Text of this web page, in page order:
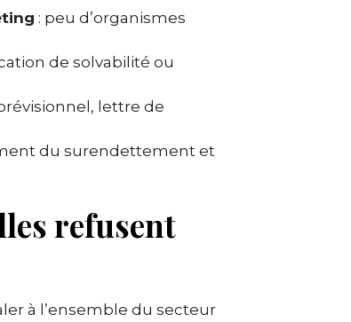
: peu d’organismes
de solvabilité ou
lettre de
du surendettement et
refusent
à l’ensemble du secteur